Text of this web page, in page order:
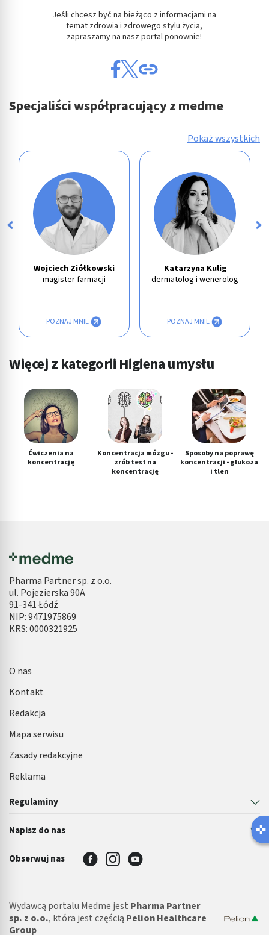
Jeśli chcesz być na bieżąco z informacjami na
temat zdrowia i zdrowego stylu życia,
zapraszamy na nasz portal ponownie!
Specjaliści współpracujący z medme
Pokaż wszystkich
Wojciech Ziółkowski
magister farmacji
POZNAJ MNIE
Katarzyna Kulig
dermatolog i wenerolog
POZNAJ MNIE
Więcej z kategorii Higiena umysłu
Ćwiczenia na
koncentrację
Koncentracja mózgu -
zrób test na
koncentrację
Sposoby na poprawę
koncentracji - glukoza
i tlen
Pharma Partner sp. z o.o.
ul. Pojezierska 90A
91-341 Łódź
NIP: 9471975869
KRS: 0000321925
Regulaminy
Napisz do nas
O nas
Kontakt
Redakcja
Mapa serwisu
Zasady redakcyjne
Reklama
Obserwuj nas
Wydawcą portalu Medme jest Pharma Partner
sp. z o.o., która jest częścią Pelion Healthcare
Group
Rozumienie odbiorców dzięki statystyce lub
kombinacji danych z różnych źródeł
Rozwój i ulepszanie usług
wyboru treści
Użycie dokładnych danych geolokalizacyjnych
Identyfikowanie urządzeń na podstawie
aktywnie żądanych informacji
Cele przetwarzania inne niż IAB:
Niezbędne
Wydajność (Performance)